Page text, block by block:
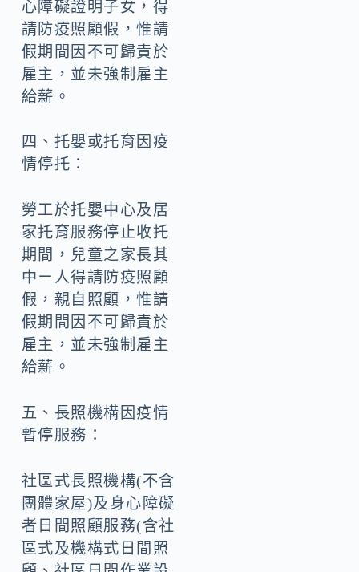
心障礙證明子女，得
請防疫照顧假，惟請
假期間因不可歸責於
雇主，並未強制雇主
給薪。
四、托嬰或托育因疫
情停托：
勞工於托嬰中心及居
家托育服務停止收托
期間，兒童之家長其
中ㄧ人得請防疫照顧
假，親自照顧，惟請
假期間因不可歸責於
雇主，並未強制雇主
給薪。
五、長照機構因疫情
暫停服務：
社區式長照機構(不含
團體家屋)及身心障礙
者日間照顧服務(含社
區式及機構式日間照